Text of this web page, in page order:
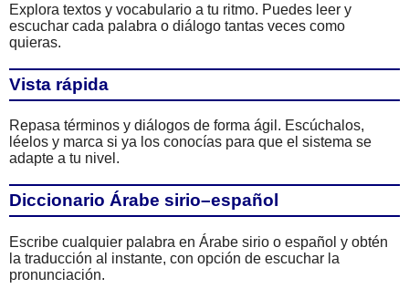
Explora textos y vocabulario a tu ritmo. Puedes leer y
escuchar cada palabra o diálogo tantas veces como
quieras.
Vista rápida
Repasa términos y diálogos de forma ágil. Escúchalos,
léelos y marca si ya los conocías para que el sistema se
adapte a tu nivel.
Diccionario Árabe sirio–español
Escribe cualquier palabra en Árabe sirio o español y obtén
la traducción al instante, con opción de escuchar la
pronunciación.